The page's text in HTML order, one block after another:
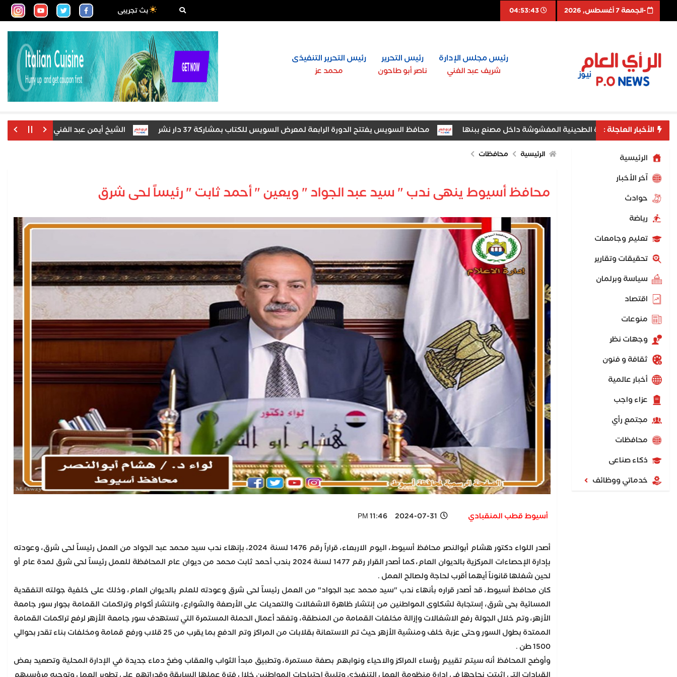
-الجمعة 7 أغسطس, 2026 04:53:44 بث تجريبى
رئيس مجلس الإدارة
شريف عبد الغني
رئيس التحرير
ناصر أبو طاحون
رئيس التحرير التنفيذى
محمد عز
الأخبار العاجلة :
تضبط طن حلاوة الطحينية المغشوشة داخل مصنع ببنها محافظ السويس يفتتح الدورة الرابعة لمعرض السويس للكتاب بمشاركة 37 دار نشر الشيخ أيمن عبد الغني يعتمد نتيجة الدور
لناشئات اليد إلى نصف نهائي بطولة العالم
الرئيسية
اّخر الأخبار
حوادث
رياضة
تعليم وجامعات
تحقيقات وتقارير
سياسة وبرلمان
اقتصاد
منوعات
وجهات نظر
ثقافة و فنون
أخبار عالمية
عزاء واجب
مجتمع رأي
محافظات
ذكاء صناعى
خدماتي ووظائف
الرئيسية محافظات
محافظ أسيوط ينهى ندب " سيد عبد الجواد " ويعين " أحمد ثابت " رئيساً لحى شرق
أسيوط قطب المنقبادي 2024-07-31 11:46 PM
أصدر اللواء دكتور هشام أبوالنصر محافظ أسيوط، اليوم الاربعاء، قراراً رقم 1476 لسنة 2024، بإنهاء ندب سيد محمد عبد الجواد من العمل رئيساً لحى شرق، وعودته
بإدارة الإحصاءات المركزية بالديوان العام، كما أصدر القرار رقم 1477 لسنة 2024 بندب أحمد ثابت محمد من ديوان عام المحافظة للعمل رئيساً لحى شرق لمدة عام أو
لحين شغلها قانوناً أيهما أقرب لحاجة ولصالح العمل .
كان محافظ أسيوط، قد أصدر قراره بأنهاء ندب "سيد محمد عبد الجواد" من العمل رئيساً لحى شرق وعودته للعلم بالديوان العام، وذلك على خلفية جولته التفقدية
المسائية بحى شرق، إستجابة لشكاوى المواطنين من إنتشار ظاهرة الاشغالات والتعديات على الأرصفة والشوارع، وانتشار أكوام وتراكمات القمامة بجوار سور جامعة
الأزهر، وتم خلال الجولة رفع الاشغالات وإزالة مخلفات القمامة من المنطقة، وتفقد أعمال الحملة المستمرة التي تستهدف سور جامعة الأزهر لرفع تراكمات القمامة
الممتدة بطول السور وحتى عزبة خلف ومنشية الأزهر حيث تم الاستعانة بقلابات من المراكز وتم الدفع بما يقرب من 25 قلاب ورفع قمامة ومخلفات بناء تقدر بحوالي
1500 طن .
وأوضح المحافظ أنه سيتم تقييم رؤساء المراكز والاحياء ونوابهم بصفة مستمرة، وتطبيق مبدأ الثواب والعقاب وضخ دماء جديدة في الإدارة المحلية وتصعيد بعض
القيادات التي اثبتت نجاحها في إدارة منظومة العمل التنفيذى وتلبية احتياجات المواطنين خلال فترة عملها السابقة وقدراتهم على تطوير العمل وتوجيه مرؤسيهم